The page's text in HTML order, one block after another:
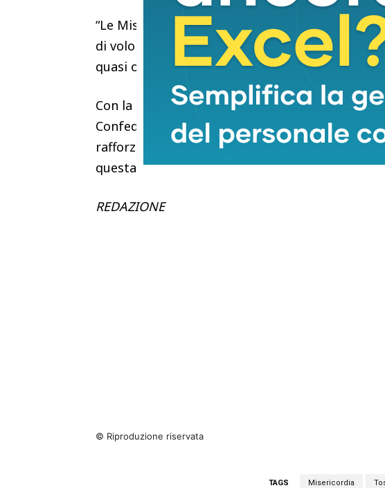
“Le Misericordie rappresentano un pilastro
di volontariato – ha aggiunto Eugenio Giani –
quasi otto secoli offre un aiuto concreto e
Con la riconferma di Domenico Giani alla guida
Confederazione prosegue nel solco di un
rafforzare ulteriormente la rete di assistenza e
questa storica istituzione.
REDAZIONE
© Riproduzione riservata
TAGS Misericordia